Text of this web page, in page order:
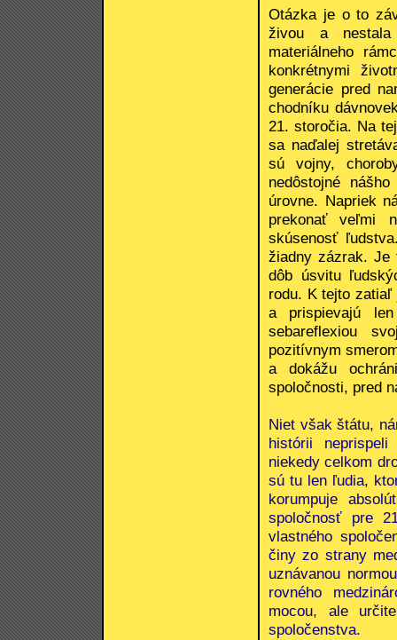
Otázka je o to
živou a nestala
materiálneho
konkrétnymi
generácie pred
chodníku
21. storočia. Na
sa naďalej
sú vojny,
nedôstojné
úrovne. Napriek
prekonať veľmi
skúsenosť
žiadny zázrak. Je
dôb úsvitu
rodu. K tejto
a prispievajú
sebareflexiou
pozitívnym
a dokážu
spoločnosti, pred
Niet však štátu,
histórii
niekedy celkom
sú tu len ľudia,
korumpuje
spoločnosť pre
vlastného
činy zo strany
uznávanou
rovného
mocou, ale
spoločenstva.